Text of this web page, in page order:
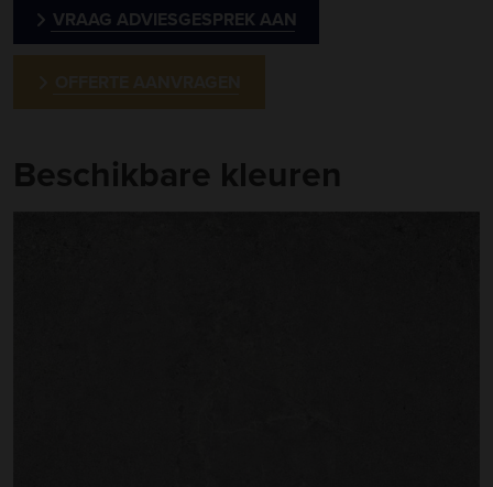
VRAAG ADVIESGESPREK AAN
Beschikbare kleuren